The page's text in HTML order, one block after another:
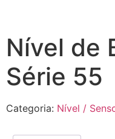
Nível de
Série 55
Categoria: Nível /